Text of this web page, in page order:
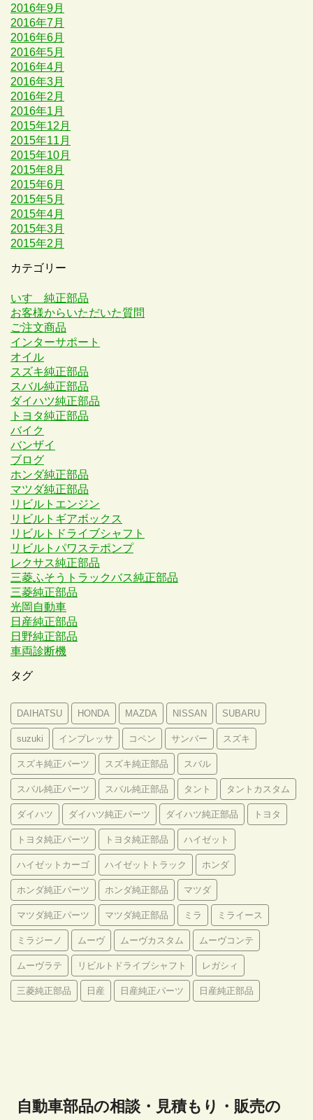
2016年9月
2016年7月
2016年6月
2016年5月
2016年4月
2016年3月
2016年2月
2016年1月
2015年12月
2015年11月
2015年10月
2015年8月
2015年6月
2015年5月
2015年4月
2015年3月
2015年2月
カテゴリー
いすゞ純正部品
お客様からいただいた質問
ご注文商品
インターサポート
オイル
スズキ純正部品
スバル純正部品
ダイハツ純正部品
トヨタ純正部品
バイク
バンザイ
ブログ
ホンダ純正部品
マツダ純正部品
リビルトエンジン
リビルトギアボックス
リビルトドライブシャフト
リビルトパワステポンプ
レクサス純正部品
三菱ふそうトラックバス純正部品
三菱純正部品
光岡自動車
日産純正部品
日野純正部品
車両診断機
タグ
DAIHATSU HONDA MAZDA NISSAN SUBARU
suzuki インプレッサ コペン サンバー スズキ
スズキ純正パーツ スズキ純正部品 スバル
スバル純正パーツ スバル純正部品 タント タントカスタム
ダイハツ ダイハツ純正パーツ ダイハツ純正部品 トヨタ
トヨタ純正パーツ トヨタ純正部品 ハイゼット
ハイゼットカーゴ ハイゼットトラック ホンダ
ホンダ純正パーツ ホンダ純正部品 マツダ
マツダ純正パーツ マツダ純正部品 ミラ ミライース
ミラジーノ ムーヴ ムーヴカスタム ムーヴコンテ
ムーヴラテ リビルトドライブシャフト レガシィ
三菱純正部品 日産 日産純正パーツ 日産純正部品
自動車部品の相談・見積もり・販売の